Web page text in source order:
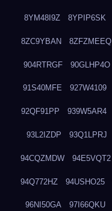
8YM48I9Z 8YPIP6SK
8ZC9YBAN 8ZFZMEEQ
904RTRGF 90GLHP4O
91S40MFE 927W4109
92QF91PP 939W5AR4
93L2IZDP 93Q1LPRJ
94CQZMDW 94E5VQT2
94Q772HZ 94USHO25
96NI50GA 97I66QKU